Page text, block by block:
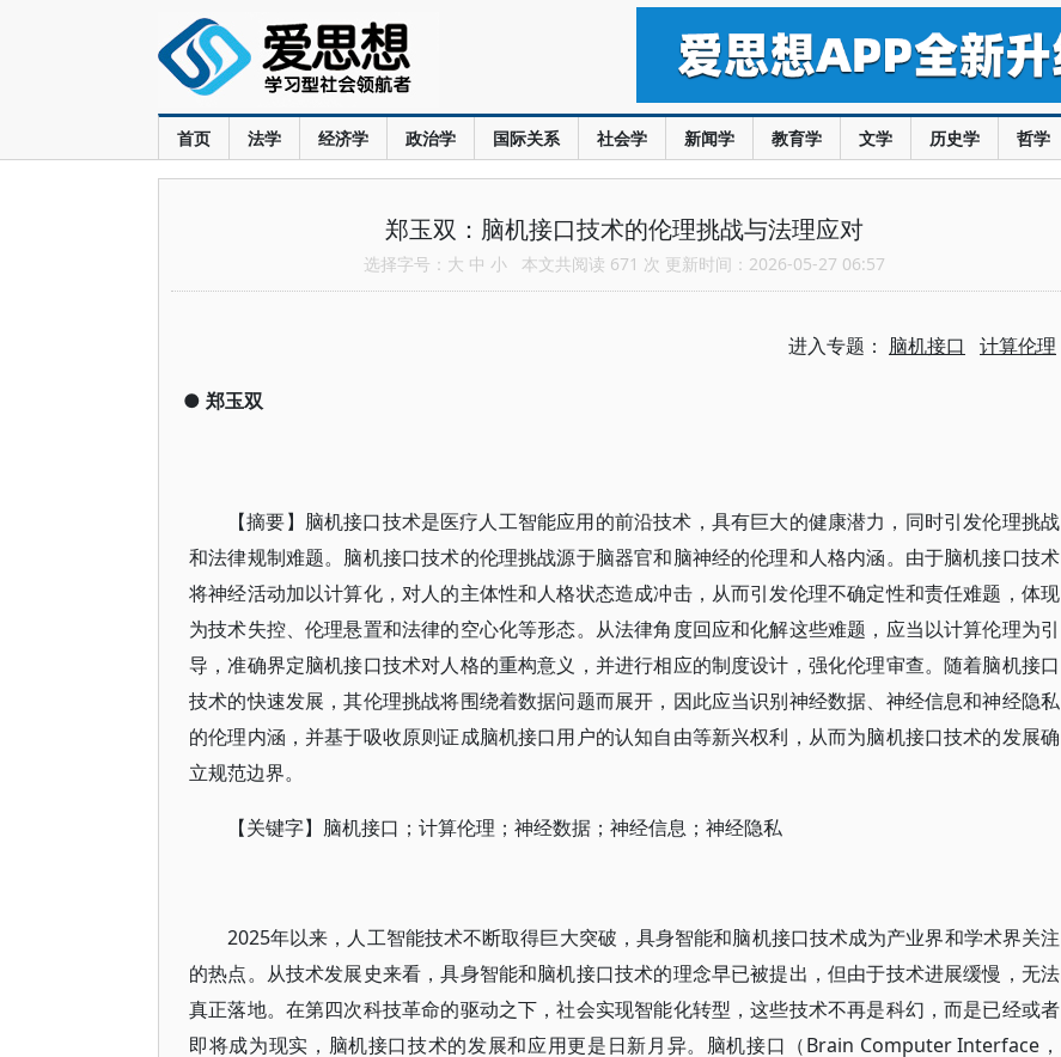
首页 法学 经济学 政治学 国际关系 社会学 新闻学 教育学 文学 历史学 哲学
郑玉双：脑机接口技术的伦理挑战与法理应对
选择字号： 大 中 小 本文共阅读 671 次 更新时间：2026-05-27 06:57
进入专题： 脑机接口 计算伦理
● 郑玉双
【摘要】脑机接口技术是医疗人工智能应用的前沿技术，具有巨大的健康潜力，同时引发伦理挑战
和法律规制难题。脑机接口技术的伦理挑战源于脑器官和脑神经的伦理和人格内涵。由于脑机接口技术
将神经活动加以计算化，对人的主体性和人格状态造成冲击，从而引发伦理不确定性和责任难题，体现
为技术失控、伦理悬置和法律的空心化等形态。从法律角度回应和化解这些难题，应当以计算伦理为引
导，准确界定脑机接口技术对人格的重构意义，并进行相应的制度设计，强化伦理审查。随着脑机接口
技术的快速发展，其伦理挑战将围绕着数据问题而展开，因此应当识别神经数据、神经信息和神经隐私
的伦理内涵，并基于吸收原则证成脑机接口用户的认知自由等新兴权利，从而为脑机接口技术的发展确
立规范边界。
【关键字】脑机接口；计算伦理；神经数据；神经信息；神经隐私
2025年以来，人工智能技术不断取得巨大突破，具身智能和脑机接口技术成为产业界和学术界关注
的热点。从技术发展史来看，具身智能和脑机接口技术的理念早已被提出，但由于技术进展缓慢，无法
真正落地。在第四次科技革命的驱动之下，社会实现智能化转型，这些技术不再是科幻，而是已经或者
即将成为现实，脑机接口技术的发展和应用更是日新月异。脑机接口（Brain Computer Interface，